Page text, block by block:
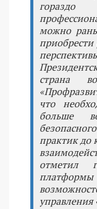
можно
страна
что
больше
практик до
отметил